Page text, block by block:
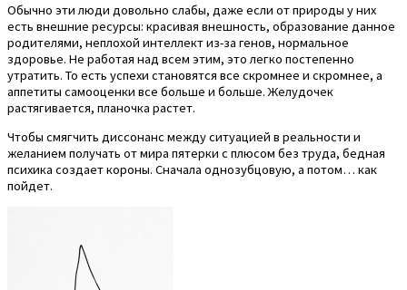
Обычно эти люди довольно слабы, даже если от природы у них
есть внешние ресурсы: красивая внешность, образование данное
родителями, неплохой интеллект из-за генов, нормальное
здоровье. Не работая над всем этим, это легко постепенно
утратить. То есть успехи становятся все скромнее и скромнее, а
аппетиты самооценки все больше и больше. Желудочек
растягивается, планочка растет.
Чтобы смягчить диссонанс между ситуацией в реальности и
желанием получать от мира пятерки с плюсом без труда, бедная
психика создает короны. Сначала однозубцовую, а потом… как
пойдет.